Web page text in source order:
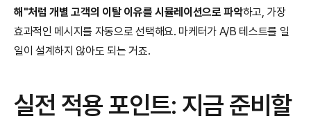
해"처럼 개별 고객의 이탈 이유를 시뮬레이션으로 파악하고, 가장
효과적인 메시지를 자동으로 선택해요. 마케터가 A/B 테스트를 일
일이 설계하지 않아도 되는 거죠.
실전 적용 포인트: 지금 준비할